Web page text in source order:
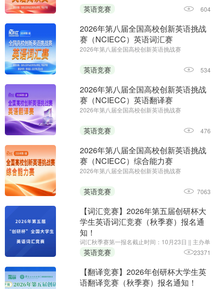
新英语挑战赛组委会、《海外英语》杂志；报名时
间：即日起—2026年12月25日
英语竞赛 604
2026年第八届全国高校创新英语挑战
赛（NCIECC）英语词汇赛
2026年第八届全国高校创新英语挑战赛
新英语挑战赛组委会、《海外英语》杂志；报名及
初赛时间：即日起至2027年1月14日
英语竞赛 534
2026年第八届全国高校创新英语挑战
赛（NCIECC）英语翻译赛
2026年第八届全国高校创新英语挑战赛
至11月26日||第二场报名时间：即日起至2027年1月
7日||主办单位：全国高校创新英语挑战赛组委会、
英语竞赛 476
2026年第八届全国高校创新英语挑战
赛（NCIECC）综合能力赛
2026年第八届全国高校创新英语挑战赛
月13日;主办单位:全国高校创新英语挑战赛组委会、
《海外英语》杂志
英语竞赛 7063
【词汇竞赛】2026年第五届创研杯大
学生英语词汇竞赛（秋季赛）报名通
知！
词汇秋季赛第一报名截止时间：10月23日 || 主办单
位：华夏文化促进会素质教育委员会，承办单位：
黑龙江省创新教育研究院、我爱竞赛网，组织单
位：创研杯大学生英语竞赛组委会
英语竞赛 23371
【翻译竞赛】2026年创研杯大学生英
语翻译竞赛（秋季赛）报名通知！